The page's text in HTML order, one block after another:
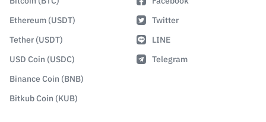
Ethereum (USDT)
Tether (USDT)
USD Coin (USDC)
Binance Coin (BNB)
Bitkub Coin (KUB)
Twitter
LINE
Telegram